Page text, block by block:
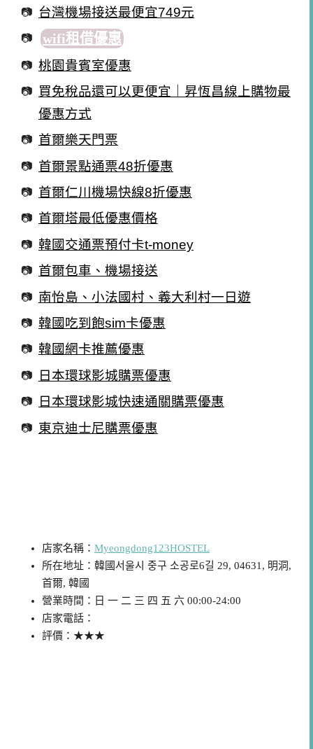
台灣機場接送最便宜749元
wifi租借優惠
桃園貴賓室優惠
買免稅品還可以更便宜｜昇恆昌線上購物最
優惠方式
首爾樂天門票
首爾景點通票48折優惠
首爾仁川機場快線8折優惠
首爾塔最低優惠價格
韓國交通票預付卡t-money
首爾包車、機場接送
南怡島、小法國村、義大利村一日遊
韓國吃到飽sim卡優惠
韓國網卡推薦優惠
日本環球影城購票優惠
日本環球影城快速通關購票優惠
東京迪士尼購票優惠
店家名稱： Myeongdong123HOSTEL
所在地址：韓國서울시 중구 소공로6길 29, 04631, 明洞,
首爾, 韓國
營業時間：日 一 二 三 四 五 六 00:00-24:00
店家電話：
評價：★★★